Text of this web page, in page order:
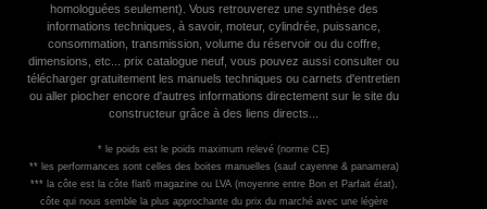
homologuées seulement). Vous retrouverez une synthèse des
informations techniques, à savoir, moteur, cylindrée, puissance,
consommation, transmission, volume du réservoir ou du coffre,
dimensions, etc... prix catalogue neuf, vous pouvez aussi consulter ou
télécharger gratuitement les manuels techniques ou carnets d'entretien
ou aller piocher encore d'autres informations directement sur le site du
constructeur grâce à des liens directs...
* le poids est le poids maximum relevé (norme CE)
** les performances sont celles des boites manuelles (sauf cayenne & panamera)
*** la côte est la côte flat6 magazine ou LVA (moyenne entre Bon et Parfait état),
côte qui nous semble la plus approchante du prix du marché avec une légère